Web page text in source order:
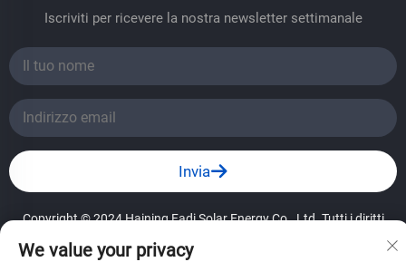
Iscriviti per ricevere la nostra newsletter settimanale
Invia
Copyright © 2024 Haining Fadi Solar Energy Co., Ltd. Tutti i diritti
We value your privacy